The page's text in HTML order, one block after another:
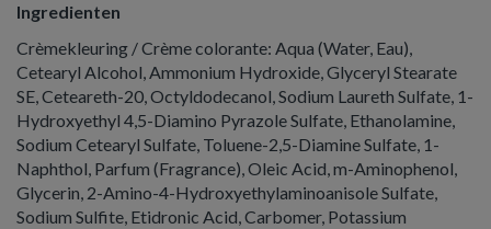
Ingredienten
Crèmekleuring / Crème colorante: Aqua (Water, Eau),
Cetearyl Alcohol, Ammonium Hydroxide, Glyceryl Stearate
SE, Ceteareth-20, Octyldodecanol, Sodium Laureth Sulfate, 1-
Hydroxyethyl 4,5-Diamino Pyrazole Sulfate, Ethanolamine,
Sodium Cetearyl Sulfate, Toluene-2,5-Diamine Sulfate, 1-
Naphthol, Parfum (Fragrance), Oleic Acid, m-Aminophenol,
Glycerin, 2-Amino-4-Hydroxyethylaminoanisole Sulfate,
Sodium Sulfite, Etidronic Acid, Carbomer, Potassium